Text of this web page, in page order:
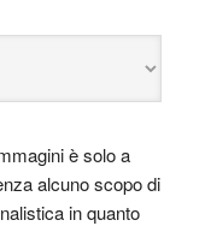
è solo a
alcuno scopo di
in quanto